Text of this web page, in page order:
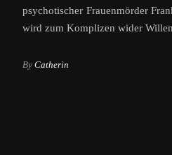
psychotischer Frauenmörder
wird zum Komplizen wider
By Catherin